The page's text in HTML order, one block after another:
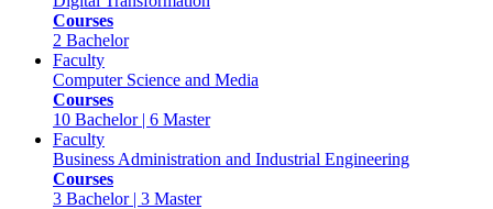
Courses
2 Bachelor
Faculty
Computer Science and Media
Courses
10 Bachelor | 6 Master
Faculty
Business Administration and Industrial Engineering
Courses
3 Bachelor | 3 Master